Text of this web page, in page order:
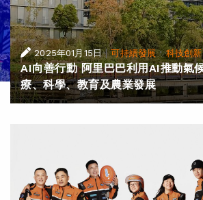
2025年01月15日 |可持續發展·科技創新
AI向善行動 阿里巴巴利用AI推動氣
療、科學、教育及農業發展